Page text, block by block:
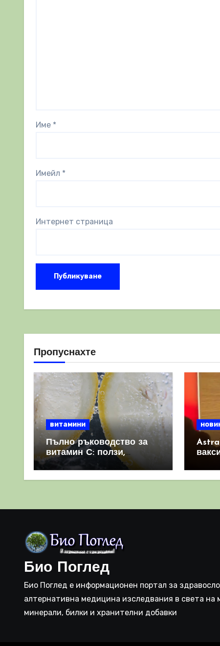
Име *
Имейл *
Интернет страница
Пропуснахте
витамини
Пълно ръководство за
витамин С: ползи,
източници и защо е
важен за имунната
като
Био Поглед
Био Поглед е информационен портал за
алтернативна медицина изследвания в света
минерали, билки и хранителни добавки